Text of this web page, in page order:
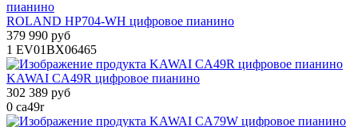
ROLAND HP704-WH цифровое пианино
379 990 руб
1 EV01BX06465
KAWAI CA49R цифровое пианино
302 389 руб
0 ca49r